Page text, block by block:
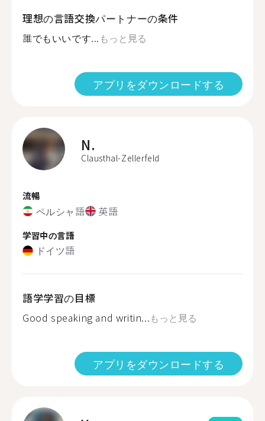
理想の言語交換パートナーの条件
誰でもいいです... もっと見る
アプリをダウンロードする
N.
Clausthal-Zellerfeld
流暢
ペルシャ語 英語
学習中の言語
ドイツ語
語学学習の目標
Good speaking and writin...もっと見る
アプリをダウンロードする